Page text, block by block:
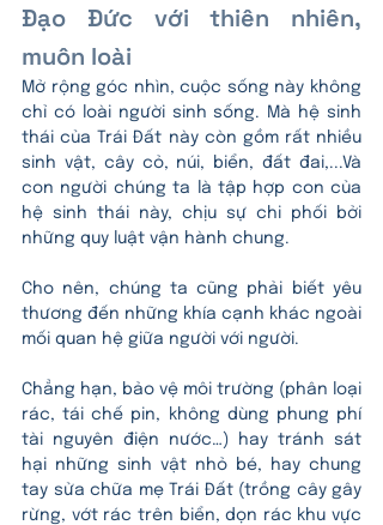
Đạo Đức với thiên nhiên,
muôn loài
Mở rộng góc nhìn, cuộc sống này không
chỉ có loài người sinh sống. Mà hệ sinh
thái của Trái Đất này còn gồm rất nhiều
sinh vật, cây cỏ, núi, biển, đất đai,...Và
con người chúng ta là tập hợp con của
hệ sinh thái này, chịu sự chi phối bởi
những quy luật vận hành chung.
Cho nên, chúng ta cũng phải biết yêu
thương đến những khía cạnh khác ngoài
mối quan hệ giữa người với người.
Chẳng hạn, bảo vệ môi trường (phân loại
rác, tái chế pin, không dùng phung phí
tài nguyên điện nước…) hay tránh sát
hại những sinh vật nhỏ bé, hay chung
tay sửa chữa mẹ Trái Đất (trồng cây gây
rừng, vớt rác trên biển, dọn rác khu vực